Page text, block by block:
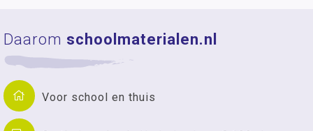
Daarom schoolmaterialen.nl
Voor school en thuis